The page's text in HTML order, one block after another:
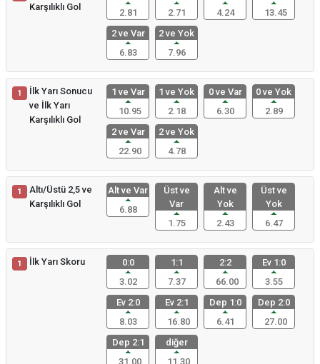
Karşılıklı Gol
2.81
2.71
4.24
13.45
2 ve Var
6.83
2 ve Yok
7.96
1
İlk Yarı Sonucu
ve İlk Yarı
Karşılıklı Gol
1 ve Var
10.95
1 ve Yok
2.18
0 ve Var
6.30
0 ve Yok
2.89
2 ve Var
22.90
2 ve Yok
4.78
1
Altı/Üstü 2,5 ve
Karşılıklı Gol
Alt ve Var
6.88
Üst ve
Var
1.75
Alt ve
Yok
2.43
Üst ve
Yok
6.47
1 İlk Yarı Skoru
0:0
3.02
1:1
7.37
2:2
66.00
Ev 1:0
3.55
Ev 2:0
8.03
Ev 2:1
16.80
Dep 1:0
6.41
Dep 2:0
27.00
Dep 2:1
31.00
diğer
11.30